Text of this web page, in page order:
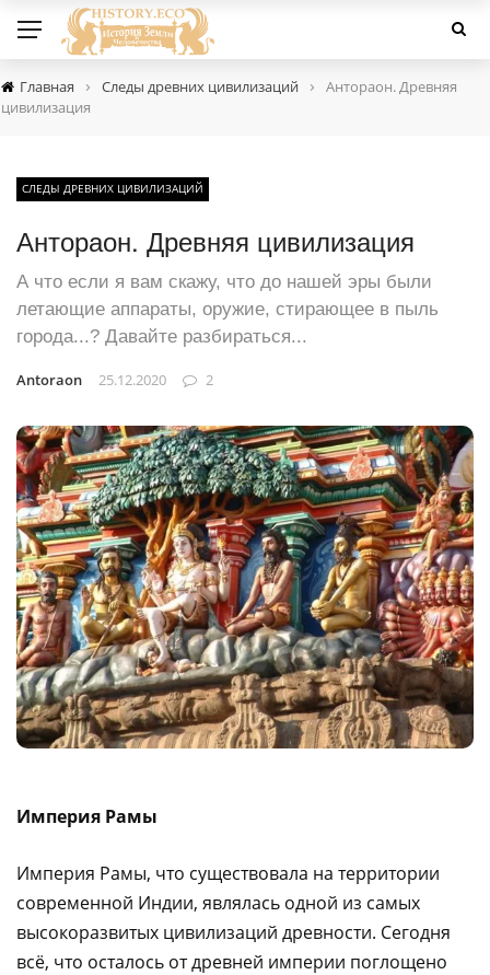
Главная › Следы древних цивилизаций ›
Антораон. Древняя
цивилизация
СЛЕДЫ ДРЕВНИХ ЦИВИЛИЗАЦИЙ
Антораон. Древняя цивилизация
А что если я вам скажу, что до нашей эры были
летающие аппараты, оружие, стирающее в пыль
города...? Давайте разбираться...
Antoraon 25.12.2020 2
Империя Рамы
Империя Рамы, что существовала на территории
современной Индии, являлась одной из самых
высокоразвитых цивилизаций древности. Сегодня
всё, что осталось от древней империи поглощено